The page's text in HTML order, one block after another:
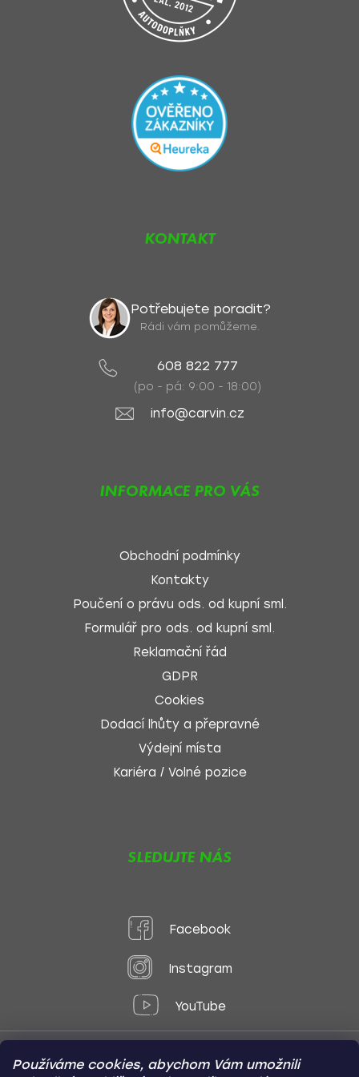
Používáme cookies, abychom Vám umožnili
KONTAKT
Potřebujete poradit?
Rádi vám pomůžeme.
608 822 777
(po - pá: 9:00 - 18:00)
info@carvin.cz
INFORMACE PRO VÁS
Obchodní podmínky
Kontakty
Poučení o právu ods. od kupní sml.
Formulář pro ods. od kupní sml.
Reklamační řád
GDPR
Cookies
Dodací lhůty a přepravné
Výdejní místa
Kariéra / Volné pozice
SLEDUJTE NÁS
Facebook
Instagram
YouTube
Způsoby platby: